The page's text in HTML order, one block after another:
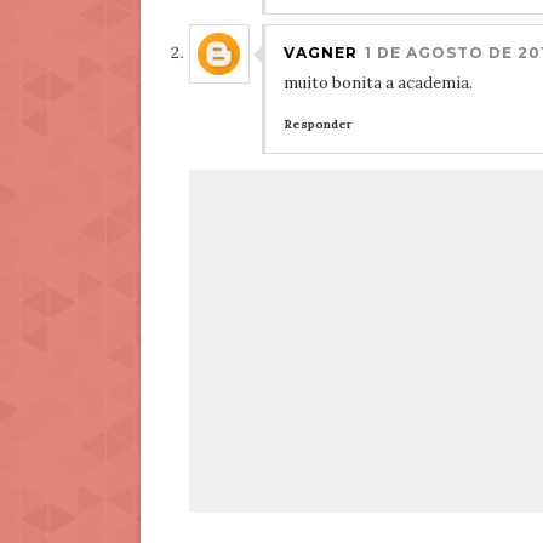
VAGNER 1 DE AGOSTO DE
muito bonita a academia.
Responder